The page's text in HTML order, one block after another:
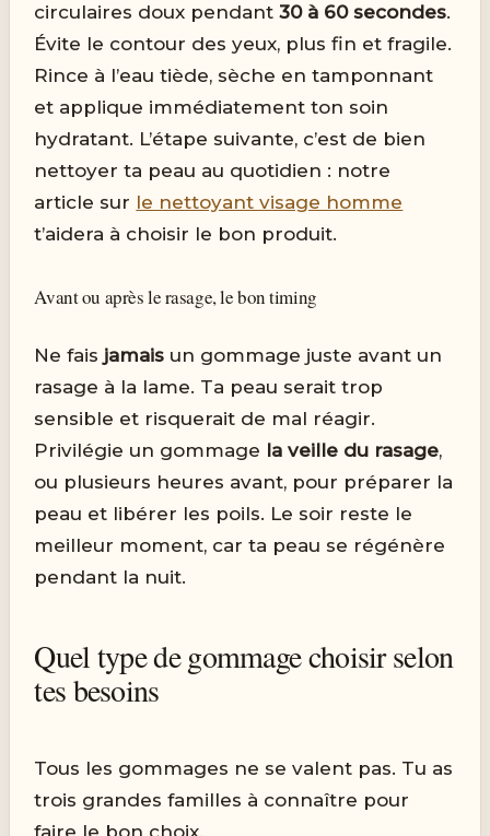
circulaires doux pendant30 à 60 secondes.
Évite le contour des yeux, plus fin et fragile.
Rince à l’eau tiède, sèche en tamponnant
et applique immédiatement ton soin
hydratant. L’étape suivante, c’est de bien
nettoyer ta peau au quotidien : notre
article sur le nettoyant visage homme
t’aidera à choisir le bon produit.
Avant ou après le rasage, le bon timing
Ne fais jamais un gommage juste avant un
rasage à la lame. Ta peau serait trop
sensible et risquerait de mal réagir.
Privilégie un gommage la veille du rasage,
ou plusieurs heures avant, pour préparer la
peau et libérer les poils. Le soir reste le
meilleur moment, car ta peau se régénère
pendant la nuit.
Quel type de gommage choisir selon
tes besoins
Tous les gommages ne se valent pas. Tu as
trois grandes familles à connaître pour